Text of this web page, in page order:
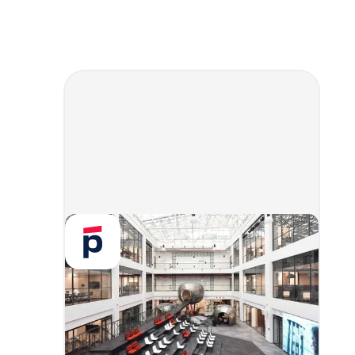
Команда
разработчиков
мобильного
приложения
Отвечаем за разработку